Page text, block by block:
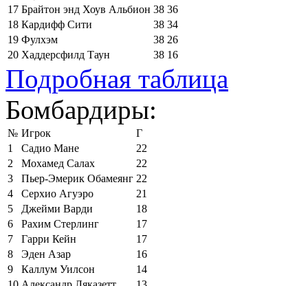
17 Брайтон энд Хоув Альбион 38 36
18 Кардифф Сити 38 34
19 Фулхэм 38 26
20 Хаддерсфилд Таун 38 16
Подробная таблица
Бомбардиры:
№ Игрок
Г
1
Садио Мане
22
2
Мохамед Салах
22
3
Пьер-Эмерик Обамеянг 22
4
Серхио Агуэро
21
5
Джейми Варди
18
6
Рахим Стерлинг
17
7
Гарри Кейн
17
8
Эден Азар
16
9
Каллум Уилсон
14